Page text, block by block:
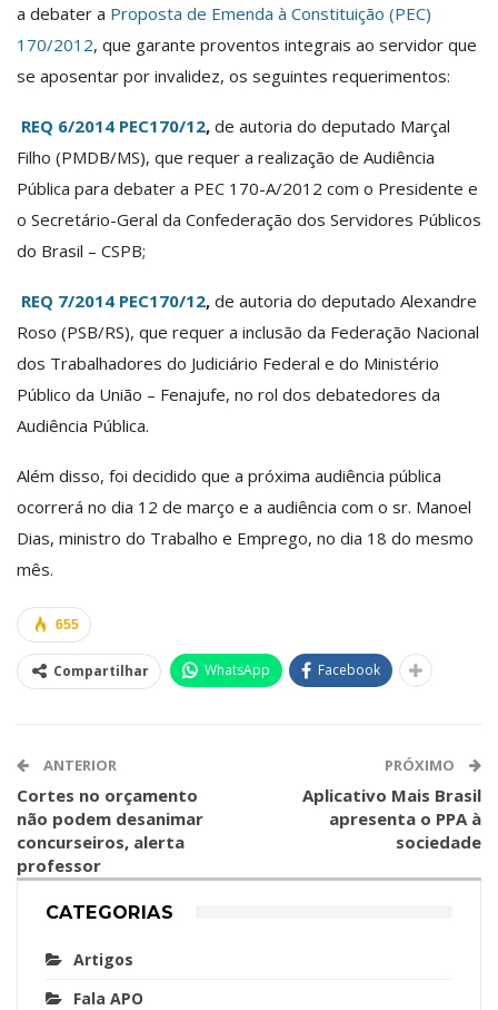
a debater a Proposta de Emenda à Constituição (PEC)
170/2012, que garante proventos integrais ao servidor que
se aposentar por invalidez, os seguintes requerimentos:
REQ 6/2014 PEC170/12, de autoria do deputado Marçal
Filho (PMDB/MS), que requer a realização de Audiência
Pública para debater a PEC 170-A/2012 com o Presidente e
o Secretário-Geral da Confederação dos Servidores Públicos
do Brasil – CSPB;
REQ 7/2014 PEC170/12, de autoria do deputado Alexandre
Roso (PSB/RS), que requer a inclusão da Federação Nacional
dos Trabalhadores do Judiciário Federal e do Ministério
Público da União – Fenajufe, no rol dos debatedores da
Audiência Pública.
Além disso, foi decidido que a próxima audiência pública
ocorrerá no dia 12 de março e a audiência com o sr. Manoel
Dias, ministro do Trabalho e Emprego, no dia 18 do mesmo
mês.
655
Compartilhar WhatsApp Facebook
ANTERIOR
Cortes no orçamento
não podem desanimar
concurseiros, alerta
professor
PRÓXIMO
Aplicativo Mais Brasil
apresenta o PPA à
sociedade
CATEGORIAS
Artigos
Fala APO